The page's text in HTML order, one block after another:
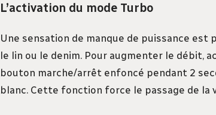
L’activation du mode Turbo
Une sensation de manque de puissance
le lin ou le denim. Pour augmenter le débit,
bouton marche/arrêt enfoncé pendant 2
blanc. Cette fonction force le passage de la